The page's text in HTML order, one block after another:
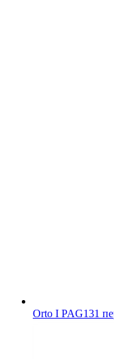
Orto I PAG131